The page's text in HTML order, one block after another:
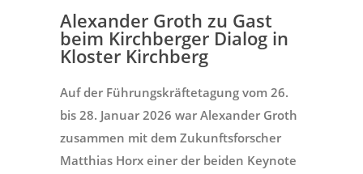
Alexander Groth zu Gast
beim Kirchberger Dialog in
Kloster Kirchberg
Auf der Führungskräftetagung vom 26.
bis 28. Januar 2026 war Alexander Groth
zusammen mit dem Zukunftsforscher
Matthias Horx einer der beiden Keynote